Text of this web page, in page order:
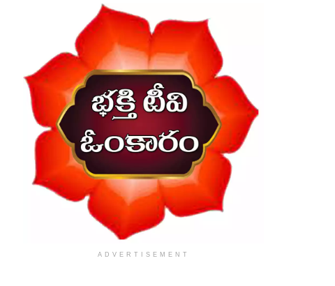
ADVERTISEMENT